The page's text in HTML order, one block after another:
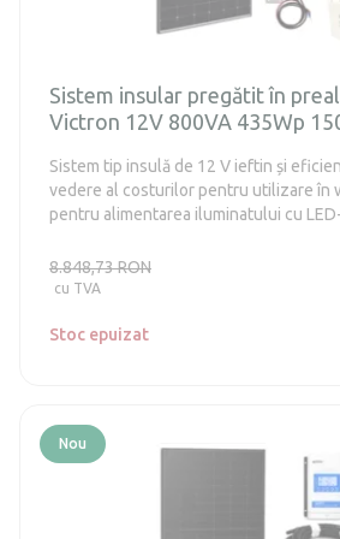
Sistem insular pregătit în
Victron 12V 800VA 435Wp
Sistem tip insulă de 12 V ieftin și
vedere al costurilor pentru utilizare în
pentru alimentarea iluminatului cu
frigiderelor din clasa energetică E-F de
(în conformitate cu vechiul standard
8.848,73 RON
cu TVA
Stoc epuizat
Nou